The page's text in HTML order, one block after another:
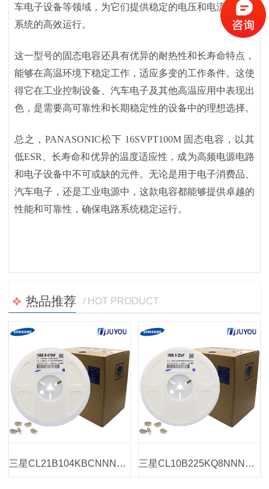
车电子设备等领域，为它们提供稳定的电压和电流，确保
系统的高效运行。
这一型号的固态电容还具有优异的耐热性和长寿命特点，
能够在高温环境下稳定工作，适应多变的工作条件。这使
得它在工业控制设备、汽车电子及其他高温应用中表现出
色，是需要高可靠性和长期稳定性的设备中的理想选择。
总之， PANASONIC松下 16SVPT100M 固态电容，以其
低ESR、长寿命和优异的温度适应性，成为高频电源电路
和电子设备中不可或缺的元件。无论是用于电子消费品、
汽车电子，还是工业电源中，这款电容都能够提供卓越的
性能和可靠性，确保电路系统稳定运行。
热品推荐 / HOT PRODUCT
三星CL21B104KBCNNNC贴片电容 三星CL10B225KQ8NNNC贴片电容